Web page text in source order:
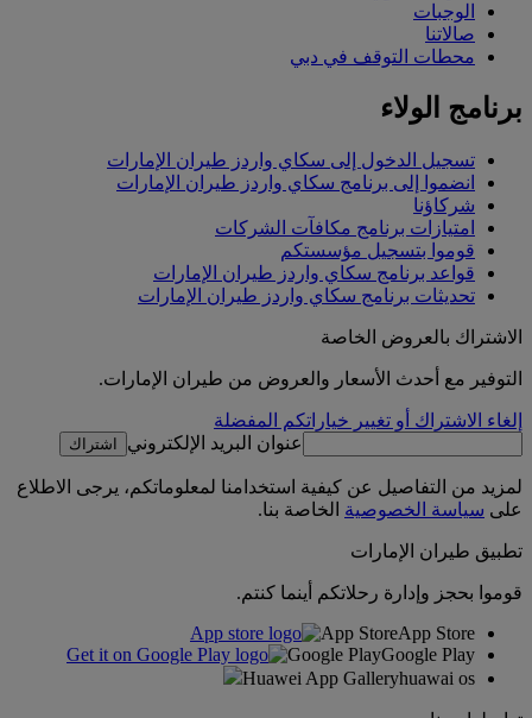
الوجبات
صالاتنا
محطات التوقف في دبي
برنامج الولاء
تسجيل الدخول إلى سكاي واردز طيران الإمارات
انضموا إلى برنامج سكاي واردز طيران الإمارات
شركاؤنا
امتيازات برنامج مكافآت الشركات
قوموا بتسجيل مؤسستكم
قواعد برنامج سكاي واردز طيران الإمارات
تحديثات برنامج سكاي واردز طيران الإمارات
الاشتراك بالعروض الخاصة
التوفير مع أحدث الأسعار والعروض من طيران الإمارات.
إلغاء الاشتراك أو تغيير خياراتكم المفضلة
عنوان البريد الإلكتروني
اشتراك
لمزيد من التفاصيل عن كيفية استخدامنا لمعلوماتكم، يرجى الاطلاع
على سياسة الخصوصية الخاصة بنا.
تطبيق طيران الإمارات
قوموا بحجز وإدارة رحلاتكم أينما كنتم.
App StoreApp Store
Google PlayGoogle Play
Huawei App Galleryhuawai os